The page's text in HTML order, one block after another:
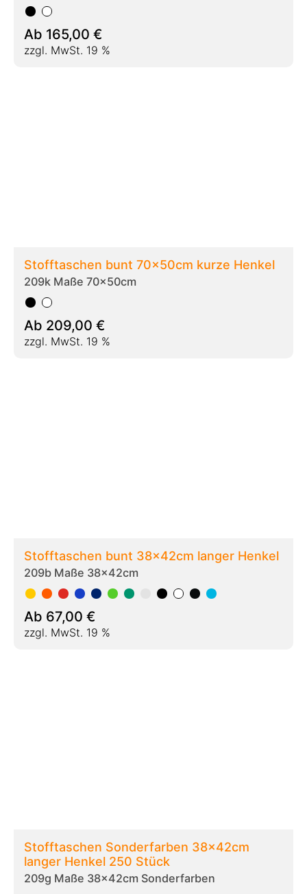
Ab 209,00€
zzgl. MwSt. 19 %
Stofftaschen bunt 38x42cm langer Henkel
209b Maße 38x42cm
Ab 67,00€
zzgl. MwSt. 19 %
Stofftaschen Sonderfarben 38x42cm
langer Henkel 250 Stück
Ab424,00€
zzgl. MwSt. 19 %
Stofftaschen bunt 180gr/qm 38x42cm
langer Henkel
209ba Maße 38x42cm